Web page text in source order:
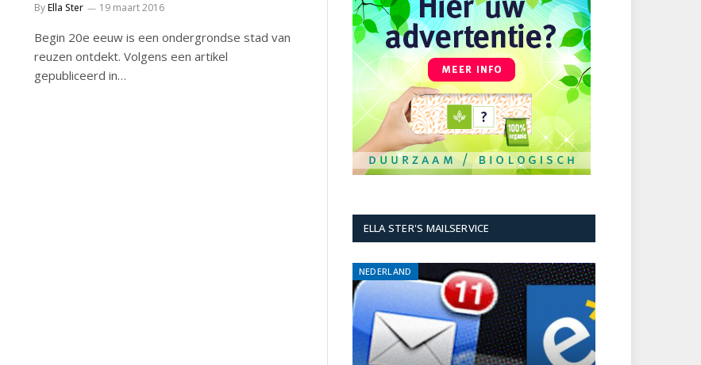
ByElla Ster 19 maart 2016
Begin 20e eeuw is een ondergrondse stad van
reuzen ontdekt. Volgens een artikel
gepubliceerd in…
ELLA STER'S MAILSERVICE
NEDERLAND